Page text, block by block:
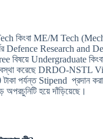
কিংবা ME/M Tech
Defence Research and
Undergraduate
করেছে DRDO-NSTL
টাকা পর্যন্ত Stipend প্রদান
হয়ে দাঁড়িয়েছে।